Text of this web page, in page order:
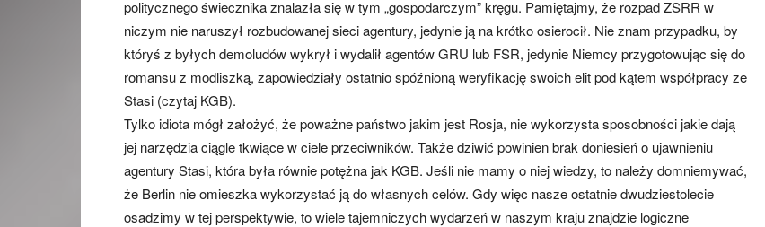
politycznego świecznika znalazła się w tym „gospodarczym” kręgu. Pamiętajmy, że rozpad ZSRR w
niczym nie naruszył rozbudowanej sieci agentury, jedynie ją na krótko osierocił. Nie znam przypadku, by
któryś z byłych demoludów wykrył i wydalił agentów GRU lub FSR, jedynie Niemcy przygotowując się do
romansu z modliszką, zapowiedziały ostatnio spóźnioną weryfikację swoich elit pod kątem współpracy ze
Stasi (czytaj KGB).
Tylko idiota mógł założyć, że poważne państwo jakim jest Rosja, nie wykorzysta sposobności jakie dają
jej narzędzia ciągle tkwiące w ciele przeciwników. Także dziwić powinien brak doniesień o ujawnieniu
agentury Stasi, która była równie potężna jak KGB. Jeśli nie mamy o niej wiedzy, to należy domniemywać,
że Berlin nie omieszka wykorzystać ją do własnych celów. Gdy więc nasze ostatnie dwudziestolecie
osadzimy w tej perspektywie, to wiele tajemniczych wydarzeń w naszym kraju znajdzie logiczne